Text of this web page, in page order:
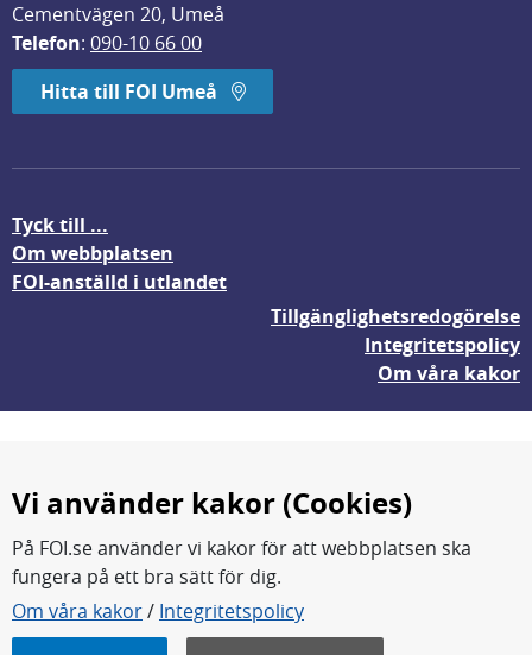
Cementvägen 20, Umeå
Telefon: 090-10 66 00
Hitta till FOI Umeå
Tyck till ...
Om webbplatsen
FOI-anställd i utlandet
Tillgänglighetsredogörelse
Integritetspolicy
Om våra kakor
FOI forskar för en säkrare värld.
FOI:s kärnverksamhet är forskning, metod- och
Vi använder kakor (Cookies)
På FOI.se använder vi kakor för att webbplatsen ska
fungera på ett bra sätt för dig.
Om våra kakor/ Integritetspolicy